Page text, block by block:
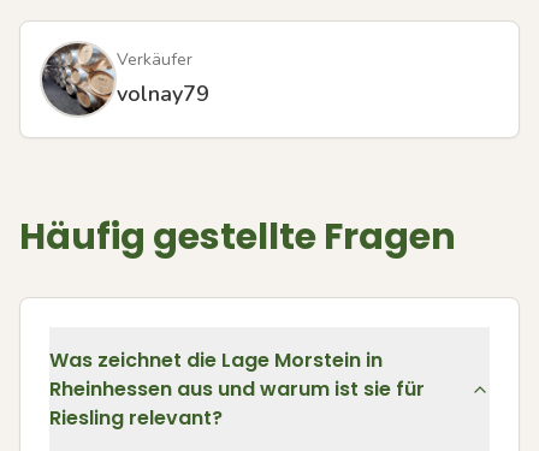
Verkäufer
volnay79
Häufig gestellte Fragen
Was zeichnet die Lage Morstein in
Rheinhessen aus und warum ist sie für
Riesling relevant?